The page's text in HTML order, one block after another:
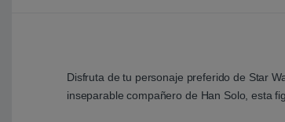
Disfruta de tu personaje preferido de Star
inseparable compañero de Han Solo, esta